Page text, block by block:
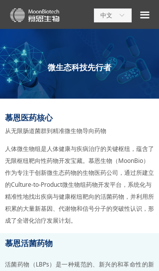
끀
ꀅ
中文
微生态科技先行者
慕恩医药核心
从无限肠道菌群到精准微生物导向药物
人体微生物组是人体健康与疾病治疗的关键枢纽，蕴含了
无限枢纽靶向性药物开发宝藏。慕恩生物（MoonBio）
作为专注于创新微生态药物的生物医药公司，通过所建立
的Culture-to-Product微生物组药物开发平台，系统化与
精准性地找出疾病与健康枢纽靶向的活菌药物，并利用所
积累的大量新基因、代谢物和信号分子的突破性认识，形
成了全谱化治疗发展计划。
慕恩活菌药物
活菌药物（LBPs）是一种规范的、新兴的和革命性的新